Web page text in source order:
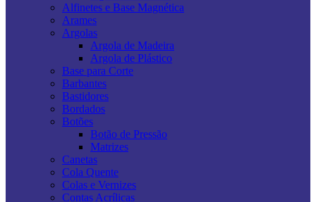
Alfinetes e Base Magnética
Arames
Argolas
Argola de Madeira
Argola de Plástico
Base para Corte
Barbantes
Bastidores
Bordados
Botões
Botão de Pressão
Matrizes
Canetas
Cola Quente
Colas e Vernizes
Contas Acrílicas